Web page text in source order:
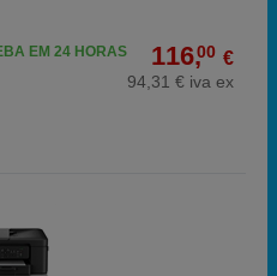
116,00 €
94,31 € iva ex
EM 24 HORAS